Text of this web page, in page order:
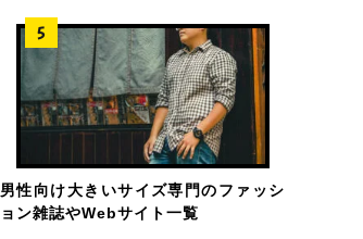
男性向け大きいサイズ専門のファッシ
ョン雑誌やWebサイト一覧